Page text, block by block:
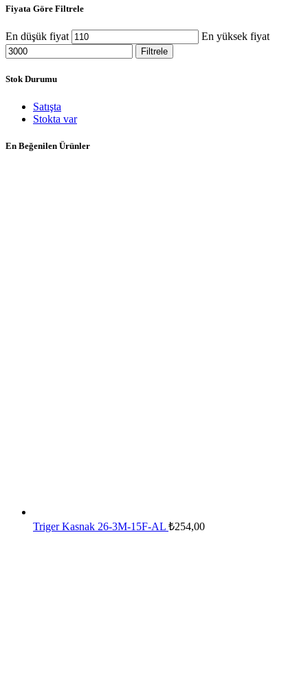
Fiyata Göre Filtrele
En düşük fiyat En yüksek fiyat
Filtrele
Stok Durumu
Satışta
Stokta var
En Beğenilen Ürünler
Triger Kasnak 26-3M-15F-AL ₺254,00